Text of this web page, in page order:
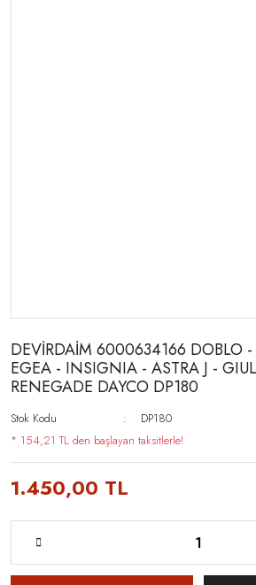
DEVİRDAİM 6000634166 DOBLO
EGEA - INSIGNIA - ASTRA J -
RENEGADE DAYCO DP180
Stok Kodu
DP180
* 154,21 TL den başlayan taksitlerle!
1.450,00 TL